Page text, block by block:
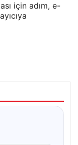
için adım, e-